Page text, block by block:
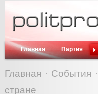
Главная Партия
Главная События
стране